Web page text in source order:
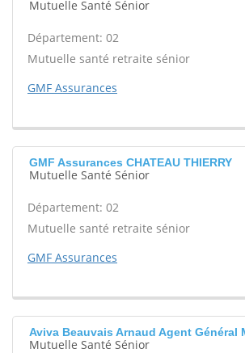
Mutuelle Santé Sénior
Département: 02
Mutuelle santé retraite sénior
GMF Assurances
GMF Assurances CHATEAU THIERRY
Mutuelle Santé Sénior
Département: 02
Mutuelle santé retraite sénior
GMF Assurances
Aviva Beauvais Arnaud Agent Général
Mutuelle Santé Sénior